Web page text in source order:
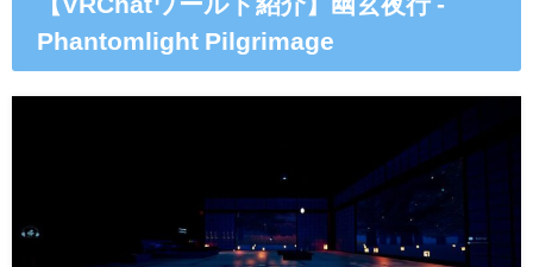
Phantomlight Pilgrimage